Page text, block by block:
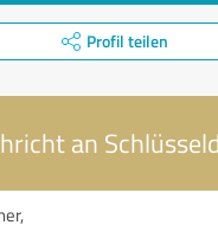
Profil teilen
an